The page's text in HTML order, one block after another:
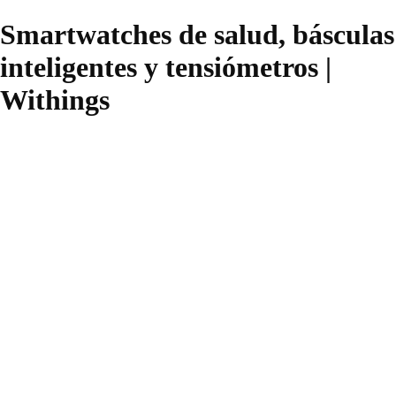
Smartwatches de salud, básculas
inteligentes y tensiómetros |
Withings